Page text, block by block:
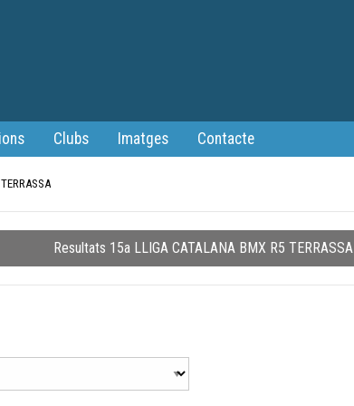
Clubs Imatges Contacte
Resultats 15a LLIGA CATALANA BMX R5 TERRASSA